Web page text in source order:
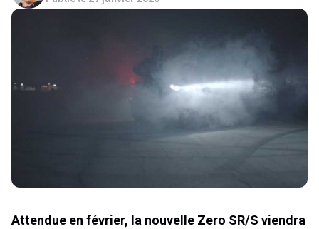
Attendue en février, la nouvelle Zero SR/S viendra